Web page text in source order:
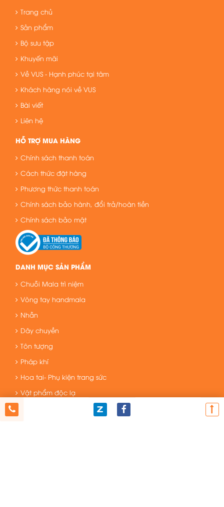
Trang chủ
Sản phẩm
Bộ sưu tập
Khuyến mãi
Về VUS - Hạnh phúc tại tâm
Khách hàng nói về VUS
Bài viết
Liên hệ
HỖ TRỢ MUA HÀNG
Chính sách thanh toán
Cách thức đặt hàng
Phương thức thanh toán
Chính sách bảo hành, đổi trả/hoàn tiền
Chính sách bảo mật
DANH MỤC SẢN PHẨM
Chuỗi Mala trì niệm
Vòng tay handmala
Nhẫn
Dây chuyền
Tôn tượng
Pháp khí
Hoa tai- Phụ kiện trang sức
Vật phẩm độc lạ